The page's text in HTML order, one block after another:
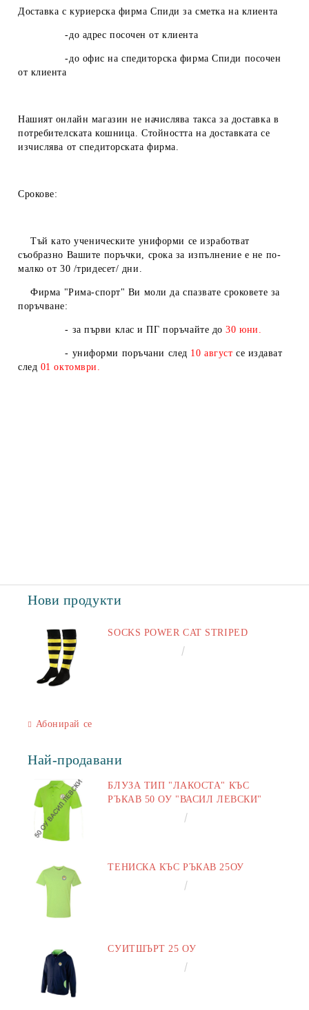
Доставка с куриерска фирма Спиди за сметка на клиента
-до адрес посочен от клиента
-до офис на спедиторска фирма Спиди посочен
от клиента
Нашият онлайн магазин не начислява такса за доставка в
потребителската кошница. Стойността на доставката се
изчислява от спедиторската фирма.
Срокове:
Тъй като ученическите униформи се изработват
съобразно Вашите поръчки, срока за изпълнение е не по-
малко от 30 /тридесет/ дни.
Фирма "Рима-спорт" Ви моли да спазвате сроковете за
поръчване:
- за първи клас и ПГ поръчайте до30 юни.
- униформи поръчани след 10 август се издават
след 01 октомври.
Нови продукти
SOCKS POWER CAT STRIPED
Абонирай се
Най-продавани
БЛУЗА ТИП "ЛАКОСТА" КЪС
РЪКАВ 50 ОУ "ВАСИЛ ЛЕВСКИ"
ТЕНИСКА КЪС РЪКАВ 25ОУ
СУИТШЪРТ 25 ОУ